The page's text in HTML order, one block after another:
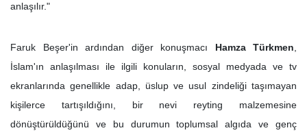
anlaşılır."
Faruk Beşer'in ardından diğer konuşmacı Hamza Türkmen
İslam'ın anlaşılması ile ilgili konuların, sosyal medyada ve tv
ekranlarında genellikle adap, üslup ve usul zindeliği taşımayan
kişilerce tartışıldığını, bir nevi reyting malzemesine
dönüştürüldüğünü ve bu durumun toplumsalalgıda ve genç